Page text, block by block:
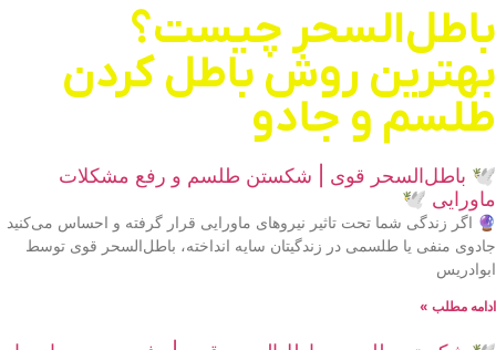
باطل‌السحر چیست؟
بهترین روش باطل کردن
طلسم و جادو
🕊 باطل‌السحر قوی | شکستن طلسم و رفع مشکلات
ماورایی 🕊
🔮 اگر زندگی شما تحت تاثیر نیروهای ماورایی قرار گرفته و احساس می‌کنید
جادوی منفی یا طلسمی در زندگیتان سایه انداخته، باطل‌السحر قوی توسط
ابوادریس
ادامه مطلب »